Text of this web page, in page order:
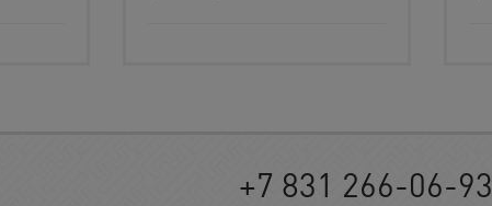
+7 831 266-06-93